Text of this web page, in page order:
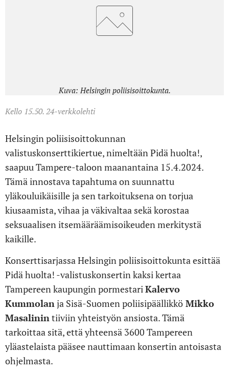
Kuva: Helsingin poliisisoittokunta.
Kello 15.50. 24-verkkolehti
Helsingin poliisisoittokunnan
valistuskonserttikiertue, nimeltään Pidä huolta!,
saapuu Tampere-taloon maanantaina 15.4.2024.
Tämä innostava tapahtuma on suunnattu
yläkouluikäisille ja sen tarkoituksena on torjua
kiusaamista, vihaa ja väkivaltaa sekä korostaa
seksuaalisen itsemääräämisoikeuden merkitystä
kaikille.
Konserttisarjassa Helsingin poliisisoittokunta esittää
Pidä huolta! -valistuskonsertin kaksi kertaa
Tampereen kaupungin pormestariKalervo
Kummolanja Sisä-Suomen poliisipäällikkö Mikko
Masalinintiiviin yhteistyön ansiosta. Tämä
tarkoittaa sitä, että yhteensä 3600 Tampereen
yläastelaista pääsee nauttimaan konsertin antoisasta
ohjelmasta.